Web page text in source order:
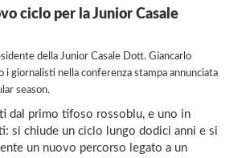
ciclo per la Junior Casale
della Junior Casale Dott. Giancarlo
i giornalisti nella conferenza stampa annunciata
season.
dal primo tifoso rossoblu, e uno in
si chiude un ciclo lungo dodici anni e si
un nuovo percorso legato a un